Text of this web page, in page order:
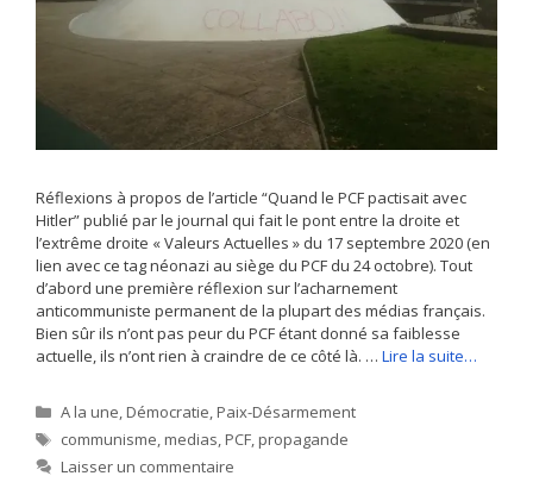
Réflexions à propos de l’article “Quand le PCF pactisait avec
Hitler” publié par le journal qui fait le pont entre la droite et
l’extrême droite « Valeurs Actuelles » du 17 septembre 2020 (en
lien avec ce tag néonazi au siège du PCF du 24 octobre). Tout
d’abord une première réflexion sur l’acharnement
anticommuniste permanent de la plupart des médias français.
Bien sûr ils n’ont pas peur du PCF étant donné sa faiblesse
actuelle, ils n’ont rien à craindre de ce côté là. … Lire la suite…
Catégories
A la une,Démocratie,Paix-Désarmement
Étiquettes
communisme,medias,PCF,propagande
Laisser un commentaire